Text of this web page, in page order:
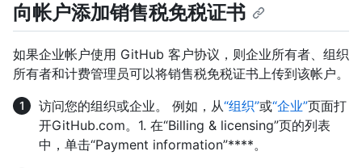
向帐户添加销售税免税证书
如果企业帐户使用 GitHub 客户协议，则企业所有者、组织
所有者和计费管理员可以将销售税免税证书上传到该帐户。
访问您的组织或企业。 例如，从“组织”或“企业”页面打
开GitHub.com。1. 在“Billing & licensing”页的列表
中，单击“Payment information”****。